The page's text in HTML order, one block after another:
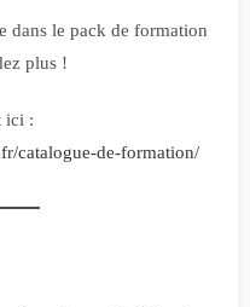
dans le pack de formation
plus !
ici :
catalogue-de-formation/